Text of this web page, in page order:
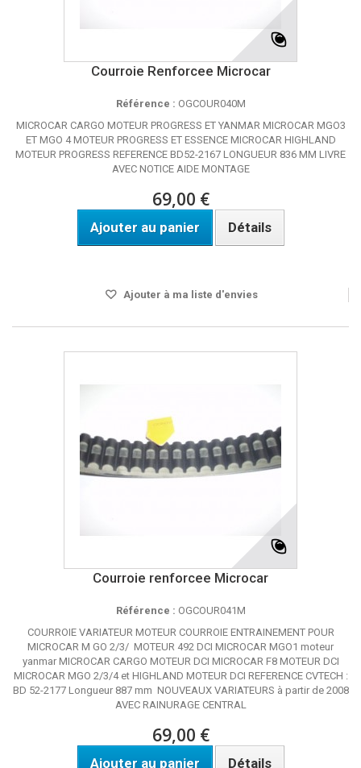
Courroie Renforcee Microcar
Référence : OGCOUR040M
MICROCAR CARGO MOTEUR PROGRESS ET YANMAR MICROCAR MGO3
ET MGO 4 MOTEUR PROGRESS ET ESSENCE MICROCAR HIGHLAND
MOTEUR PROGRESS REFERENCE BD52-2167 LONGUEUR 836 MM LIVRE
AVEC NOTICE AIDE MONTAGE
69,00 €
Ajouter au panier Détails
Ajouter à ma liste d'envies
Courroie renforcee Microcar
Référence : OGCOUR041M
COURROIE VARIATEUR MOTEUR COURROIE ENTRAINEMENT POUR
MICROCAR M GO 2/3/ MOTEUR 492 DCI MICROCAR MGO1 moteur
yanmar MICROCAR CARGO MOTEUR DCI MICROCAR F8 MOTEUR DCI
MICROCAR MGO 2/3/4 et HIGHLAND MOTEUR DCI REFERENCE CVTECH :
BD 52-2177 Longueur 887 mm NOUVEAUX VARIATEURS à partir de 2008
AVEC RAINURAGE CENTRAL
69,00 €
Ajouter au panier Détails